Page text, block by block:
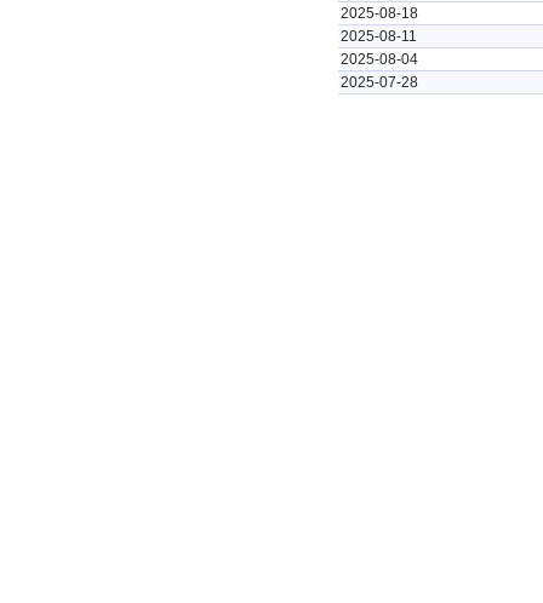
2025-08-18
2025-08-11
2025-08-04
2025-07-28